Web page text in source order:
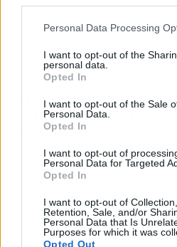
Personal Data Processing
I want to opt-out of the
personal data.
Opted In
I want to opt-out of the Sale
Personal Data.
Opted In
I want to opt-out of
Personal Data for Targeted
Opted In
I want to opt-out of
Retention, Sale, and/or
Personal Data that Is
Purposes for which it was
Opted Out
Virtualizar las
empresa: elegir el
adecuado
Las organizaciones que
comunicaciones con
disfrutan de múltiples
Principalmente, logran
de hasta el 80 %. A